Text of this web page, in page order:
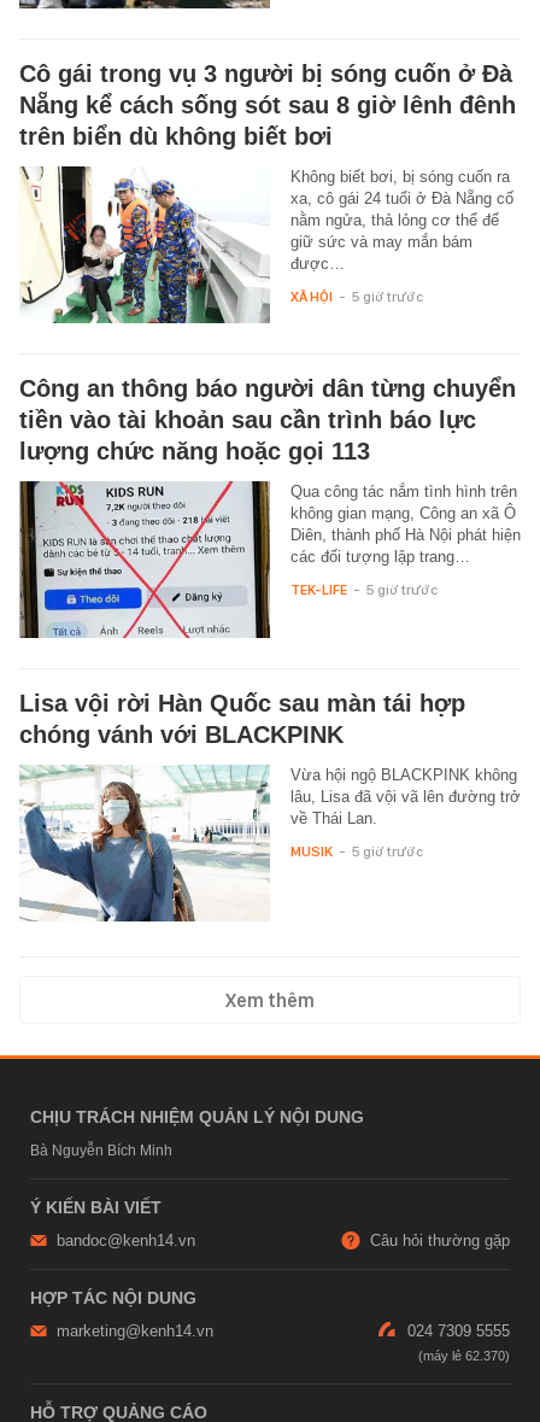
Cô gái trong vụ 3 người bị sóng cuốn ở Đà
Nẵng kể cách sống sót sau 8 giờ lênh đênh
trên biển dù không biết bơi
Không biết bơi, bị sóng cuốn ra
xa, cô gái 24 tuổi ở Đà Nẵng cố
nằm ngửa, thả lỏng cơ thể để
giữ sức và may mắn bám
được…
XÃ HỘI - 5 giờ trước
Công an thông báo người dân từng chuyển
tiền vào tài khoản sau cần trình báo lực
lượng chức năng hoặc gọi 113
Qua công tác nắm tình hình trên
không gian mạng, Công an xã Ô
Diên, thành phố Hà Nội phát hiện
các đối tượng lập trang…
TEK-LIFE - 5 giờ trước
Lisa vội rời Hàn Quốc sau màn tái hợp
chóng vánh với BLACKPINK
Vừa hội ngộ BLACKPINK không
lâu, Lisa đã vội vã lên đường trở
về Thái Lan.
MUSIK - 5 giờ trước
Xem thêm
CHỊU TRÁCH NHIỆM QUẢN LÝ NỘI DUNG
Bà Nguyễn Bích Minh
Ý KIẾN BÀI VIẾT
bandoc@kenh14.vn Câu hỏi thường gặp
HỢP TÁC NỘI DUNG
marketing@kenh14.vn 024 7309 5555
HỖ TRỢ QUẢNG CÁO